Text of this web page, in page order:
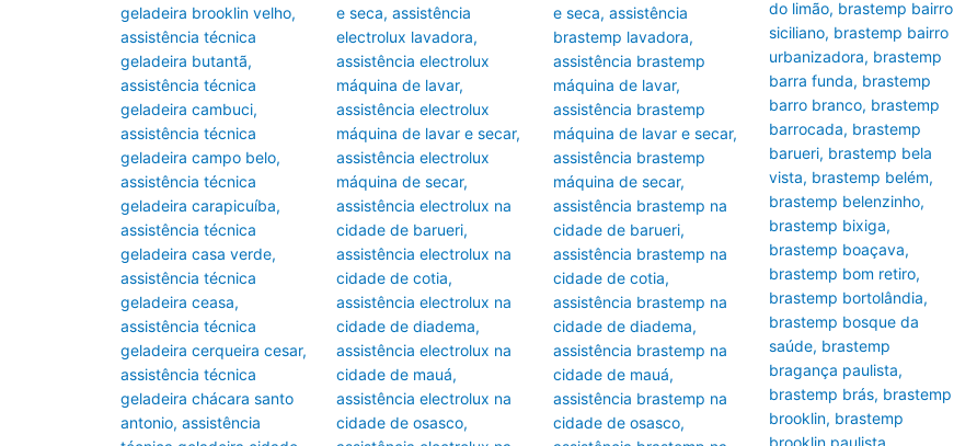
geladeira brooklin velho,
assistência técnica
geladeira butantã,
assistência técnica
geladeira cambuci,
assistência técnica
geladeira campo belo,
assistência técnica
geladeira carapicuíba,
assistência técnica
geladeira casa verde,
assistência técnica
geladeira ceasa,
assistência técnica
geladeira cerqueira cesar,
assistência técnica
geladeira chácara santo
antonio, assistência
e seca, assistência
electrolux lavadora,
assistência electrolux
máquina de lavar,
assistência electrolux
máquina de lavar e secar,
assistência electrolux
máquina de secar,
assistência electrolux na
cidade de barueri,
assistência electrolux na
cidade de cotia,
assistência electrolux na
cidade de diadema,
assistência electrolux na
cidade de mauá,
assistência electrolux na
cidade de osasco,
e seca, assistência
brastemp lavadora,
assistência brastemp
máquina de lavar,
assistência brastemp
máquina de lavar e secar,
assistência brastemp
máquina de secar,
assistência brastemp na
cidade de barueri,
assistência brastemp na
cidade de cotia,
assistência brastemp na
cidade de diadema,
assistência brastemp na
cidade de mauá,
assistência brastemp na
cidade de osasco,
do limão, brastemp bairro
siciliano, brastemp bairro
urbanizadora, brastemp
barra funda, brastemp
barro branco, brastemp
barrocada, brastemp
barueri, brastemp bela
vista, brastemp belém,
brastemp belenzinho,
brastemp bixiga,
brastemp boaçava,
brastemp bom retiro,
brastemp bortolândia,
brastemp bosque da
saúde, brastemp
bragança paulista,
brastemp brás, brastemp
brooklin, brastemp
brooklin paulista,